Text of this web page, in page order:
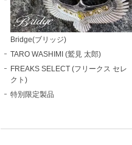
Bridge(ブリッジ)
TARO WASHIMI (鷲見 太郎)
FREAKS SELECT (フリークス セレ
クト)
特別限定製品